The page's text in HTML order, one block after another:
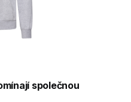
společnou